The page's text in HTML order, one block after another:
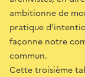
ambitionne de
pratique
façonne notre
commun.
Cette troisième